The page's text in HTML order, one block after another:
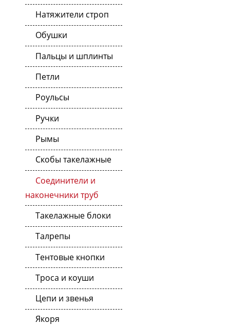
Натяжители строп
Обушки
Пальцы и шплинты
Петли
Роульсы
Ручки
Рымы
Скобы такелажные
Соединители и
наконечники труб
Такелажные блоки
Талрепы
Тентовые кнопки
Троса и коуши
Цепи и звенья
Якоря